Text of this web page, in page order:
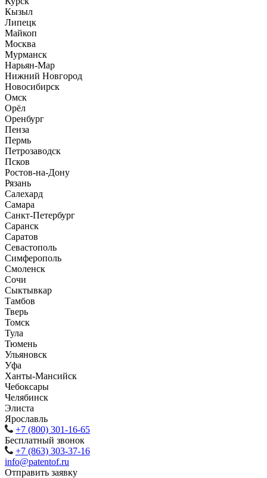
Кызыл
Липецк
Майкоп
Москва
Мурманск
Нарьян-Мар
Нижний Новгород
Новосибирск
Омск
Орёл
Оренбург
Пенза
Пермь
Петрозаводск
Псков
Ростов-на-Дону
Рязань
Салехард
Самара
Санкт-Петербург
Саранск
Саратов
Севастополь
Симферополь
Смоленск
Сочи
Сыктывкар
Тамбов
Тверь
Томск
Тула
Тюмень
Ульяновск
Уфа
Ханты-Мансийск
Чебоксары
Челябинск
Элиста
Ярославль
+7 (800) 301-16-65
Бесплатный звонок
+7 (863) 303-37-16
info@patentof.ru
Отправить заявку